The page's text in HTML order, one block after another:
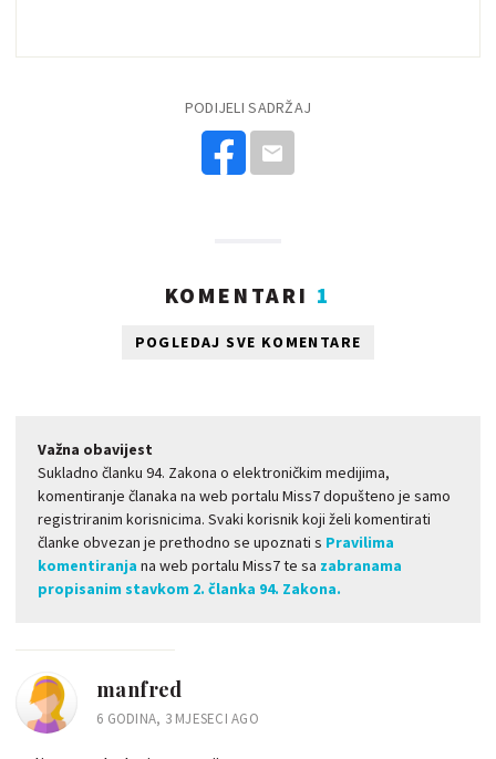
PODIJELI SADRŽAJ
KOMENTARI 1
POGLEDAJ SVE KOMENTARE
Važna obavijest
Sukladno članku 94. Zakona o elektroničkim medijima,
komentiranje članaka na web portalu Miss7 dopušteno je samo
registriranim korisnicima. Svaki korisnik koji želi komentirati
članke obvezan je prethodno se upoznati s Pravilima
komentiranja na web portalu Miss7 te sa zabranama
propisanim stavkom 2. članka 94. Zakona.
manfred
6 GODINA, 3 MJESECI AGO